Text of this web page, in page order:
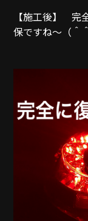
【施工後】 完
保ですね～（＾＾